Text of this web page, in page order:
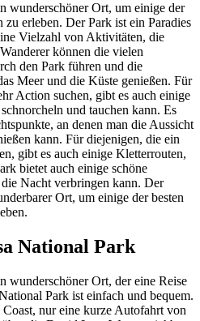
wunderschöner Ort, um einige der
erleben. Der Park ist ein Paradies
Vielzahl von Aktivitäten, die
können die vielen
den Park führen und die
Meer und die Küste genießen. Für
Action suchen, gibt es auch einige
und tauchen kann. Es
an denen man die Aussicht
kann. Für diejenigen, die ein
gibt es auch einige Kletterrouten,
bietet auch einige schöne
Nacht verbringen kann. Der
Ort, um einige der besten
National Park
wunderschöner Ort, der eine Reise
Park ist einfach und bequem.
nur eine kurze Autofahrt von